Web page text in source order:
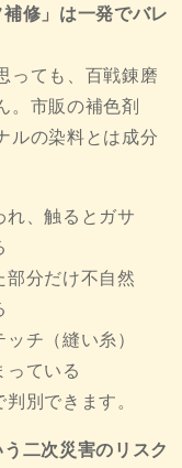
修」は一発でバレ
っても、百戦錬磨
。市販の補色剤
ルの染料とは成分
れ、触るとガサ
部分だけ不自然
チ（縫い糸）
っている
別できます。
二次災害のリスク